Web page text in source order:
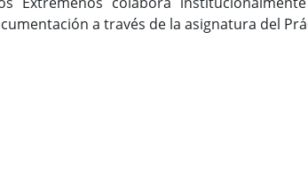
a través de la asignatura del